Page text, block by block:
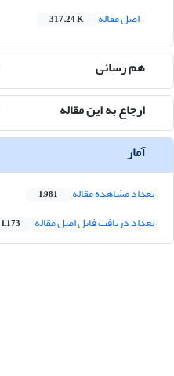
اصل مقاله
317.24 K
هم رسانی
ارجاع به این مقاله
آمار
تعداد مشاهده مقاله 1,981
تعداد دریافت فایل اصل مقاله 1,173